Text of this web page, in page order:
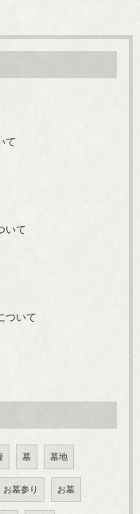
て
いて
ついて
墓 墓地
お墓参り お墓